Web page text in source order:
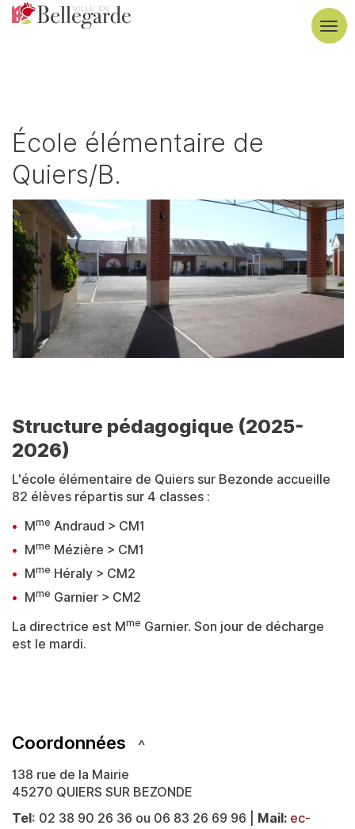
Aller
au
École élémentaire de
Quiers/B.
Structure pédagogique (2025-
2026)
L'école élémentaire de Quiers sur Bezonde accueille
82 élèves répartis sur 4 classes :
Mme Andraud > CM1
Mme Mézière > CM1
Mme Héraly > CM2
Mme Garnier > CM2
La directrice est Mme Garnier. Son jour de décharge
est le mardi.
Coordonnées
138 rue de la Mairie
45270 QUIERS SUR BEZONDE
Tel: 02 38 90 26 36 ou 06 83 26 69 96 | Mail: ec-